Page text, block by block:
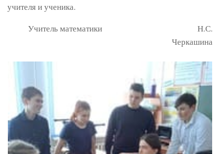
учителя и ученика.
Учитель математики Н.С.
Черкашина